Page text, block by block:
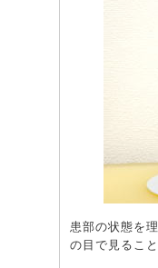
患部の状態を
の目で見るこ